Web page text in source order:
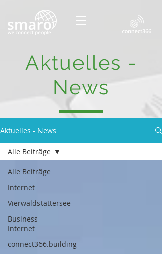
Aktuelles -
News
Aktuelles - News
Alle Beiträge
Internet
Vierwaldstättersee
Business
Internet
connect366.building
Alle Beiträge